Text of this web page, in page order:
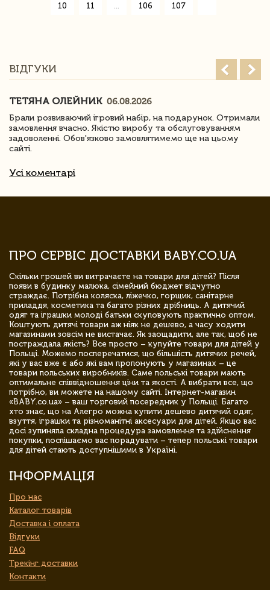
10 11 106 107
ВІДГУКИ
ТЕТЯНА ОЛЕЙНИК 06.08.2026
Брали розвиваючий ігровий набір, на подарунок. Отримали
замовлення вчасно. Якістю виробу та обслуговуванням
задоволенні. Обов'язково замовлятимемо ще на цьому
сайті.
Усі коментарі
ПРО СЕРВІС ДОСТАВКИ BABY.CO.UA
Скільки грошей ви витрачаєте на товари для дітей? Після
появи в будинку малюка, сімейний бюджет відчутно
страждає. Потрібна коляска, ліжечко, горщик, санітарне
приладдя, косметика та багато різних дрібниць. А дитячий
одяг та іграшки молоді батьки скуповують практично оптом.
Коштують дитячі товари аж ніяк не дешево, а часу ходити
магазинами зовсім не вистачає. Як заощадити, але так, щоб не
постраждала якість? Все просто – купуйте товари для дітей у
Польщі. Можемо посперечатися, що більшість дитячих речей,
які у вас вже є або які вам пропонують у магазинах – це
товари польських виробників. Саме польські товари мають
оптимальне співвідношення ціни та якості. А вибрати все, що
потрібно, ви можете на нашому сайті. Інтернет-магазин
«BABY.co.ua» – ваш торговий посередник у Польщі. Багато
хто знає, що на Алегро можна купити дешево дитячий одяг,
взуття, іграшки та різноманітні аксесуари для дітей. Якщо вас
досі зупиняла складна процедура замовлення та здійснення
покупки, поспішаємо вас порадувати – тепер польські товари
для дітей стають доступнішими в Україні.
ІНФОРМАЦІЯ
Про нас
Каталог товарів
Доставка і оплата
Відгуки
FAQ
Трекінг доставки
Контакти